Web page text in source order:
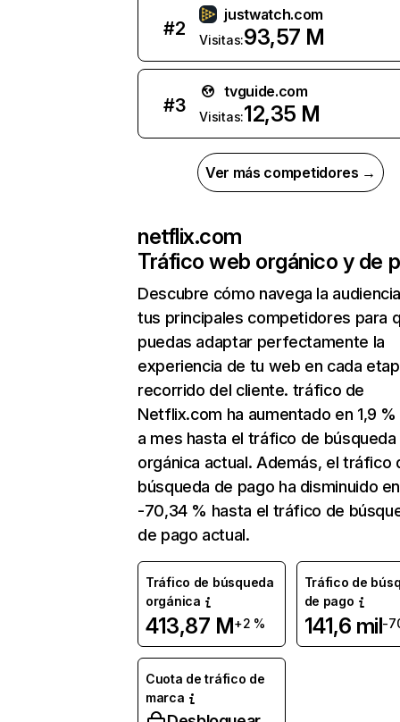
#2
justwatch.com
Visitas:93,57 M
#3
tvguide.com
Visitas:12,35 M
Ver más competidores →
netflix.com
Tráfico web orgánico y de
Descubre cómo navega la
tus principales competidores para
puedas adaptar perfectamente la
experiencia de tu web en cada
recorrido del cliente. tráfico de
Netflix.com ha aumentado en 1,9
a mes hasta el tráfico de búsqueda
orgánica actual. Además, el tráfico
búsqueda de pago ha disminuido en
-70,34 % hasta el tráfico de
de pago actual.
Tráfico de búsqueda
orgánica
413,87 M+2 %
Tráfico de
de pago
141,6 mil-
Cuota de tráfico de
marca